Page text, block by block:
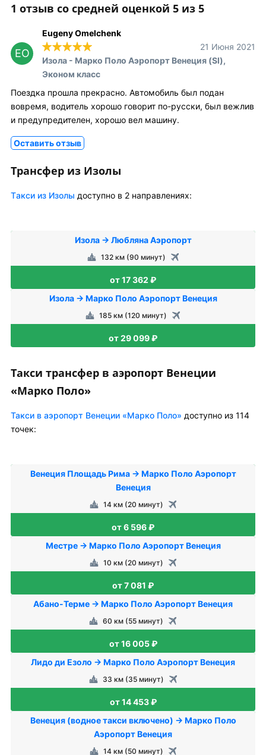
1 отзыв со средней оценкой 5 из 5
EO
Eugeny Omelchenk
21 Июня 2021
Изола - Марко Поло Аэропорт Венеция (SI),
Эконом класс
Поездка прошла прекрасно. Автомобиль был подан
вовремя, водитель хорошо говорит по-русски, был вежлив
и предупредителен, хорошо вел машину.
Оставить отзыв
Трансфер из Изолы
Tакси из Изолы доступно в 2 направлениях:
Изола → Любляна Аэропорт
132 км (90 минут)
от 17 362 ₽
Изола → Марко Поло Аэропорт Венеция
185 км (120 минут)
от 29 099 ₽
Такси трансфер в аэропорт Венеции
«Марко Поло»
Такси в аэропорт Венеции «Марко Поло» доступно из 114
точек:
Венеция Площадь Рима → Марко Поло Аэропорт
Венеция
14 км (20 минут)
от 6 596 ₽
Местре → Марко Поло Аэропорт Венеция
10 км (20 минут)
от 7 081 ₽
Абано-Терме → Марко Поло Аэропорт Венеция
60 км (55 минут)
от 16 005 ₽
Лидо ди Езоло → Марко Поло Аэропорт Венеция
33 км (35 минут)
от 14 453 ₽
Венеция (водное такси включено) → Марко Поло
Аэропорт Венеция
14 км (50 минут)